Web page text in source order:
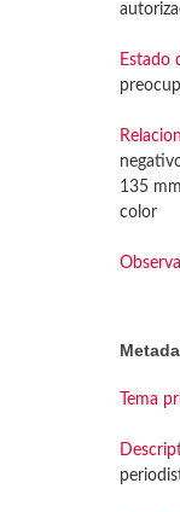
Estado
135
color
Tema